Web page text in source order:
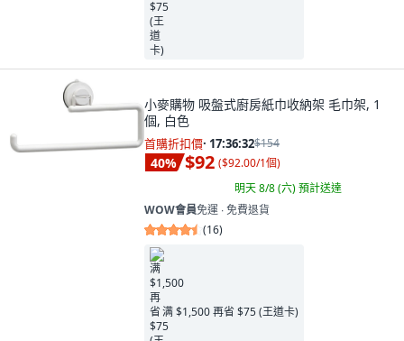
小麥購物 吸盤式廚房紙巾收納架 毛巾架, 1
個, 白色
首購折扣價· 17:36:31$154
40% $92 ($92.00/1個)
明天 8/8 (六)預計送達
WOW會員免運 ∙ 免費退貨
(16)
满 $1,500 再省 $75 (王道卡)